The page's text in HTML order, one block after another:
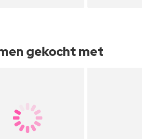
gekocht met